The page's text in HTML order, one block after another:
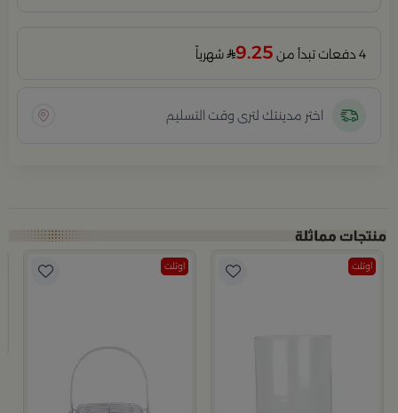
4 دفعات تبدأ من 9.25 شهرياً
اختر مدينتك لترى وقت التسليم
اوتلت اوتلت